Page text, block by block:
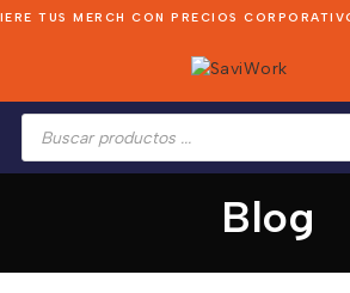
TUS MERCH CON PRECIOS CORPORATIVOS
Búsqueda
productos
Blog